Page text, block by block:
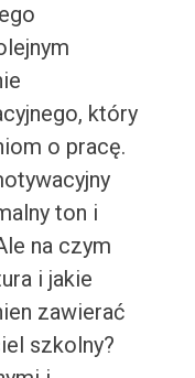
który
o pracę.
ton i
na czym
i jakie
zawierać
szkolny?